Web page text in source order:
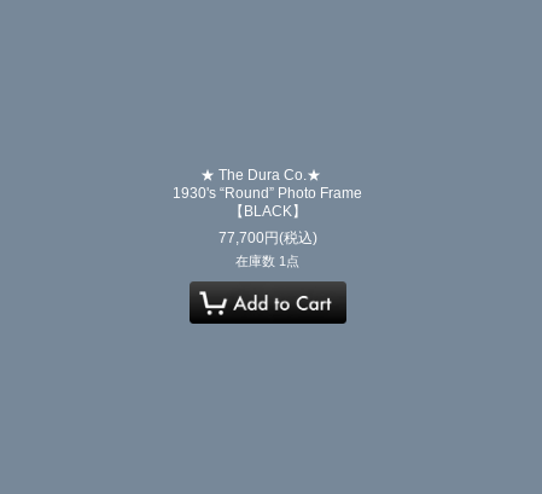
★ The Dura Co.★
1930's “Round” Photo Frame
【BLACK】
77,700円(税込)
在庫数 1点